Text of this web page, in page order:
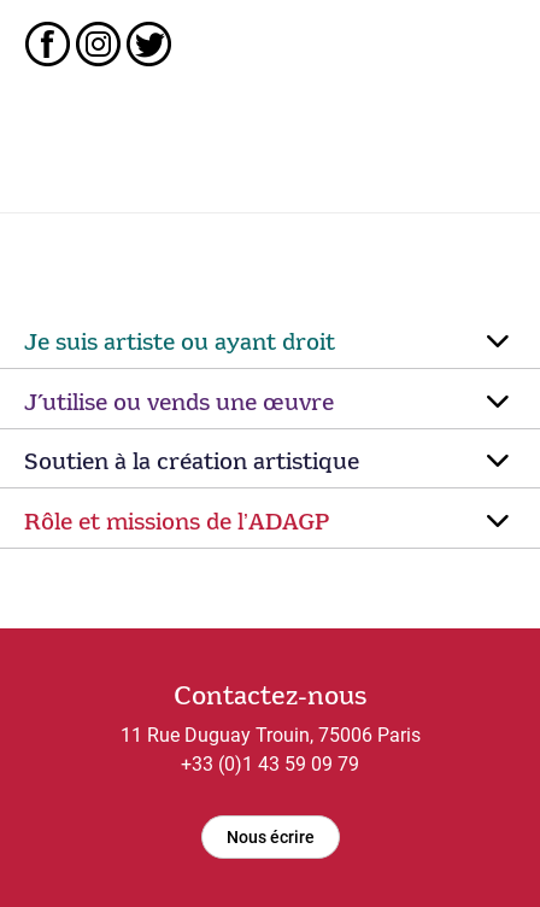
Je suis artiste ou ayant droit
J’utilise ou vends une œuvre
Soutien à la création artistique
Rôle et missions de lʼADAGP
Contactez-nous
11 Rue Duguay Trouin, 75006 Paris
+33 (0)1 43 59 09 79
Nous écrire